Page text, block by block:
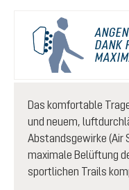
DANK
Das komfortable
und neuem,
Abstandsgewirke (Air
maximale Belüftung
sportlichen Trails